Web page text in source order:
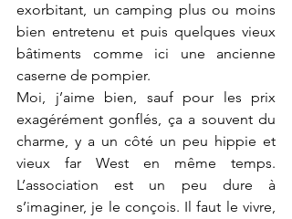
exorbitant, un camping plus ou moins
bien entretenu et puis quelques vieux
bâtiments comme ici une ancienne
caserne de pompier.
Moi, j’aime bien, sauf pour les prix
exagérément gonflés, ça a souvent du
charme, y a un côté un peu hippie et
vieux far West en même temps.
L’association est un peu dure à
s’imaginer, je le conçois. Il faut le vivre,